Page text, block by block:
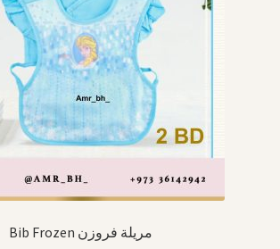
Bib Frozen مريلة فروزن